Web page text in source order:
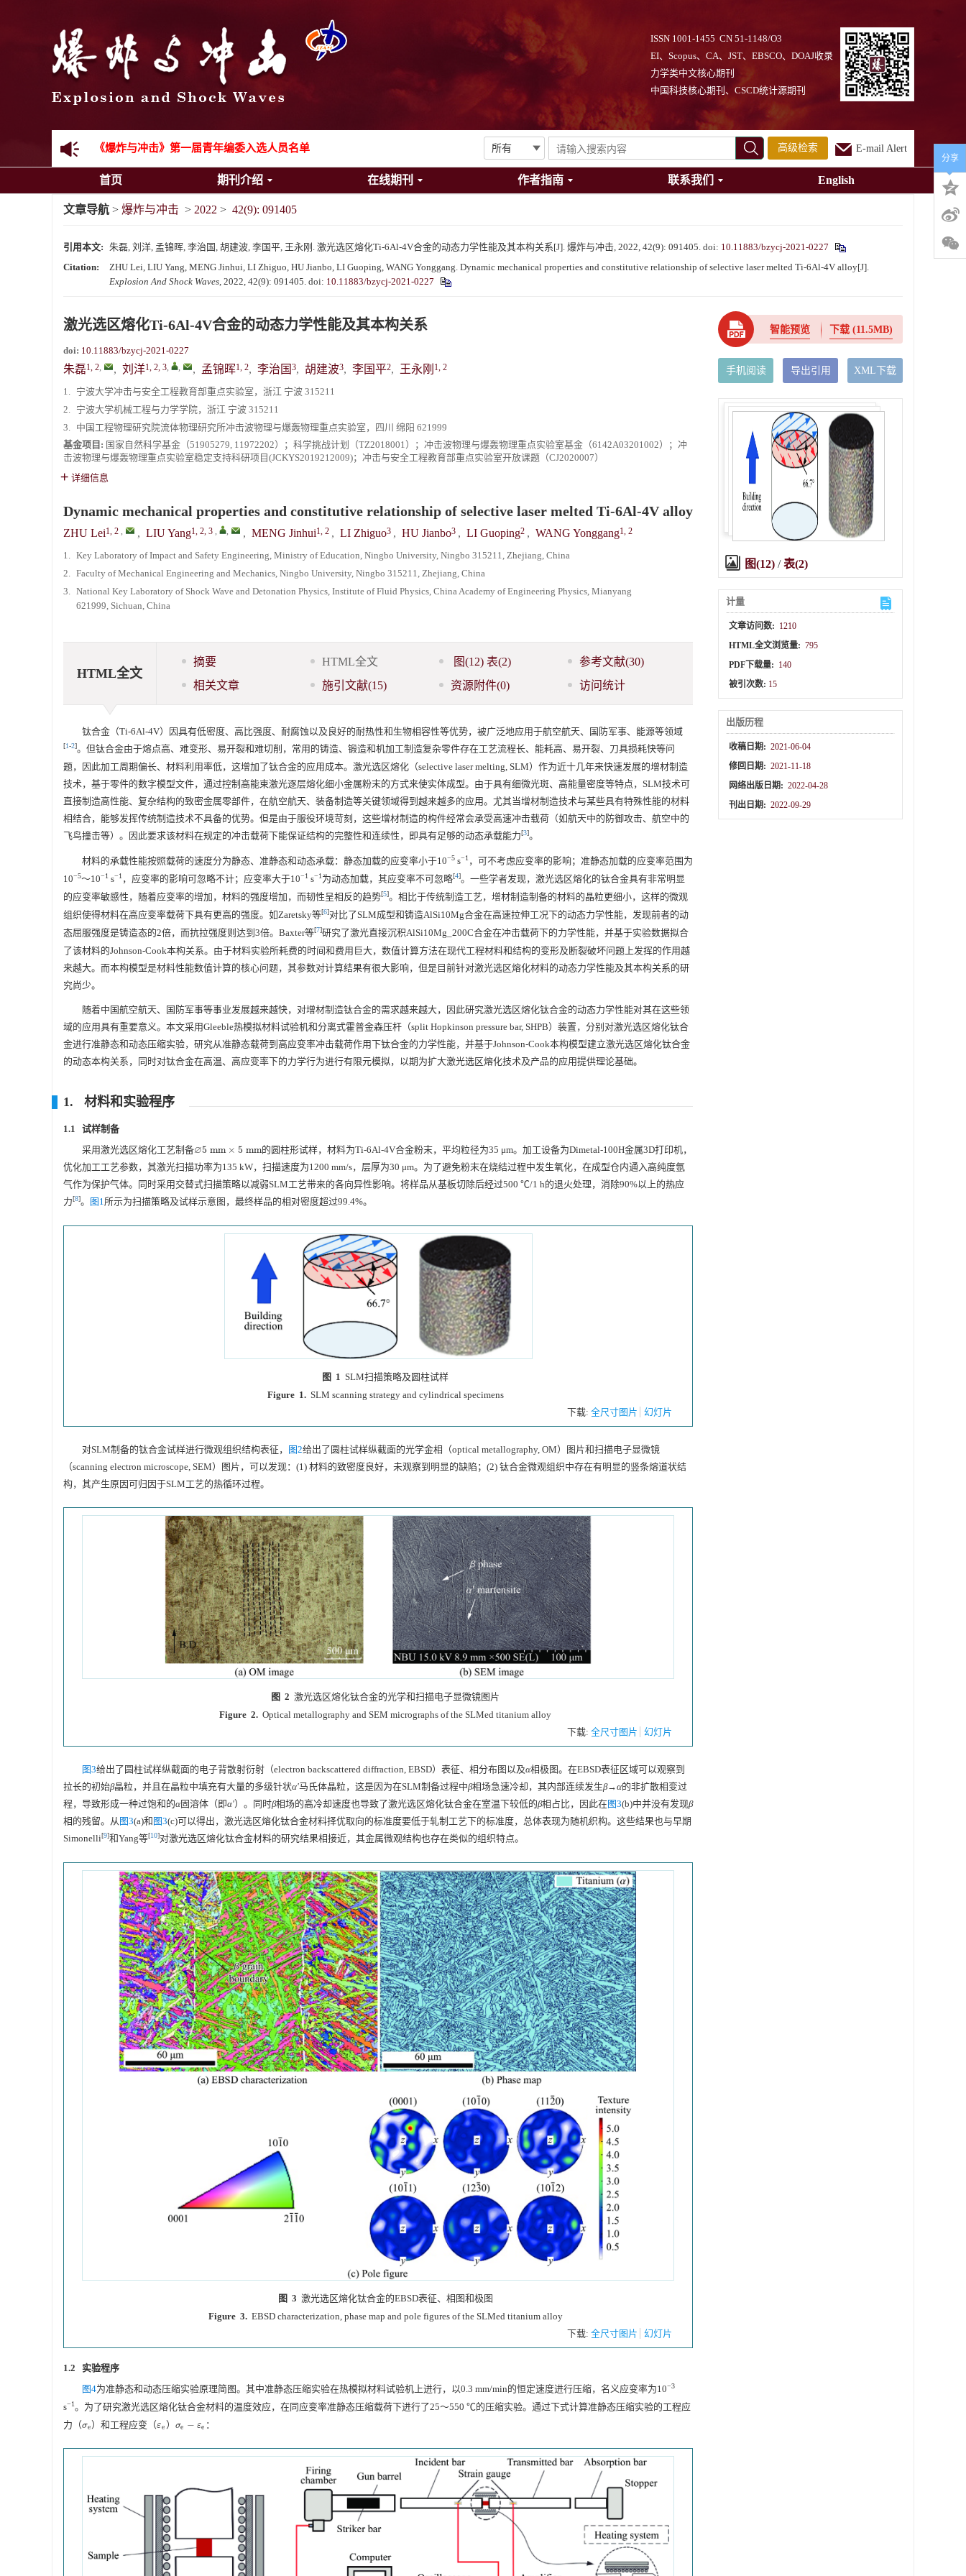
ISSN 1001-1455 CN 51-1148/O3
EI、Scopus、CA、JST、EBSCO、DOAJ收录
力学类中文核心期刊
中国科技核心期刊、CSCD统计源期刊
先进载运装备机械冲击失效与防护专题征稿启事
金属材料动态多尺度断裂专题征稿启事
《爆炸与冲击》第一届青年编委入选人员名单
《爆炸与冲击》向2024年度审稿专家致谢
高级检索 E-mail Alert
首页 期刊介绍 在线期刊 作者指南 联系我们 English
文章导航 > 爆炸与冲击 > 2022 > 42(9): 091405
引用本文: 朱磊, 刘洋, 孟锦晖, 李治国, 胡建波, 李国平, 王永刚. 激光选区熔化Ti-6Al-4V合金的动态力学性能及其本构关系[J]. 爆炸与冲击, 2022, 42(9): 091405. doi: 10.11883/bzycj-2021-0227
Citation:
ZHU Lei, LIU Yang, MENG Jinhui, LI Zhiguo, HU Jianbo, LI Guoping, WANG Yonggang. Dynamic mechanical properties and constitutive relationship of selective laser melted Ti-6Al-4V alloy[J].
Explosion And Shock Waves, 2022, 42(9): 091405. doi: 10.11883/bzycj-2021-0227
激光选区熔化Ti-6Al-4V合金的动态力学性能及其本构关系
doi: 10.11883/bzycj-2021-0227
朱磊1, 2, , 刘洋1, 2, 3, , , 孟锦晖1, 2, 李治国 3, 胡建波3, 李国平2, 王永刚 1, 2
1. 宁波大学冲击与安全工程教育部重点实验室，浙江 宁波 315211
2. 宁波大学机械工程与力学学院，浙江 宁波 315211
3. 中国工程物理研究院流体物理研究所冲击波物理与爆轰物理重点实验室，四川 绵阳 621999
基金项目: 国家自然科学基金（51905279, 11972202）；科学挑战计划（TZ2018001）；冲击波物理与爆轰物理重点实验室基金（6142A03201002）；冲
击波物理与爆轰物理重点实验室稳定支持科研项目(JCKYS2019212009)；冲击与安全工程教育部重点实验室开放课题（CJ2020007）
详细信息
Dynamic mechanical properties and constitutive relationship of selective laser melted Ti-6Al-4V alloy
ZHU Lei1, 2 , , LIU Yang1, 2, 3 , , , MENG Jinhui1, 2 , LI Zhiguo3 , HU Jianbo3 , LI Guoping2 , WANG Yonggang1, 2
1. Key Laboratory of Impact and Safety Engineering, Ministry of Education, Ningbo University, Ningbo 315211, Zhejiang, China
2. Faculty of Mechanical Engineering and Mechanics, Ningbo University, Ningbo 315211, Zhejiang, China
3. National Key Laboratory of Shock Wave and Detonation Physics, Institute of Fluid Physics, China Academy of Engineering Physics, Mianyang
621999, Sichuan, China
HTML全文
摘要 HTML全文 图(12) 表(2) 参考文献(30)
相关文章
施引文献(15) 资源附件(0) 访问统计
钛合金（Ti-6Al-4V）因具有低密度、高比强度、耐腐蚀以及良好的耐热性和生物相容性等优势，被广泛地应用于航空航天、国防军事、能源等领域
[1-2]。但钛合金由于熔点高、难变形、易开裂和难切削，常用的铸造、锻造和机加工制造复杂零件存在工艺流程长、能耗高、易开裂、刀具损耗快等问
题，因此加工周期偏长、材料利用率低，这增加了钛合金的应用成本。激光选区熔化（selective laser melting, SLM）作为近十几年来快速发展的增材制造
技术，基于零件的数字模型文件，通过控制高能束激光逐层熔化细小金属粉末的方式来使实体成型。由于具有细微光斑、高能量密度等特点，SLM技术可
直接制造高性能、复杂结构的致密金属零部件，在航空航天、装备制造等关键领域得到越来越多的应用。尤其当增材制造技术与某些具有特殊性能的材料
相结合，能够发挥传统制造技术不具备的优势。但是由于服役环境苛刻，这些增材制造的构件经常会承受高速冲击载荷（如航天中的防御攻击、航空中的
飞鸟撞击等）。因此要求该材料在规定的冲击载荷下能保证结构的完整性和连续性，即具有足够的动态承载能力[3]。
材料的承载性能按照载荷的速度分为静态、准静态和动态承载：静态加载的应变率小于10−5 s−1 ，可不考虑应变率的影响；准静态加载的应变率范围为
10−5～10−1 s−1 ，应变率的影响可忽略不计；应变率大于10−1 s−1 为动态加载，其应变率不可忽略[4]。一些学者发现，激光选区熔化的钛合金具有非常明显
的应变率敏感性，随着应变率的增加，材料的强度增加，而韧性呈相反的趋势[5]。相比于传统制造工艺，增材制造制备的材料的晶粒更细小，这样的微观
组织使得材料在高应变率载荷下具有更高的强度。如Zaretsky等[6]对比了SLM成型和铸造AlSi10Mg合金在高速拉伸工况下的动态力学性能，发现前者的动
态屈服强度是铸造态的2倍，而抗拉强度则达到3倍。Baxter等[7]研究了激光直接沉积AlSi10Mg_200C合金在冲击载荷下的力学性能，并基于实验数据拟合
了该材料的Johnson-Cook本构关系。由于材料实验所耗费的时间和费用巨大，数值计算方法在现代工程材料和结构的变形及断裂破坏问题上发挥的作用越
来越大。而本构模型是材料性能数值计算的核心问题，其参数对计算结果有很大影响，但是目前针对激光选区熔化材料的动态力学性能及其本构关系的研
究尚少。
随着中国航空航天、国防军事等事业发展越来越快，对增材制造钛合金的需求越来越大，因此研究激光选区熔化钛合金的动态力学性能对其在这些领
域的应用具有重要意义。本文采用Gleeble热模拟材料试验机和分离式霍普金森压杆（split Hopkinson pressure bar, SHPB）装置，分别对激光选区熔化钛合
金进行准静态和动态压缩实验，研究从准静态载荷到高应变率冲击载荷作用下钛合金的力学性能，并基于Johnson-Cook本构模型建立激光选区熔化钛合金
的动态本构关系，同时对钛合金在高温、高应变率下的力学行为进行有限元模拟，以期为扩大激光选区熔化技术及产品的应用提供理论基础。
1. 材料和实验程序
1.1 试样制备
采用激光选区熔化工艺制备∅5 mm × 5 mm
∅5 mm× 5mm
的圆柱形试样，材料为Ti-6Al-4V合金粉末，平均粒径为35 μm。加工设备为Dimetal-100H金属3D打印机，
优化加工工艺参数，其激光扫描功率为135 kW，扫描速度为1200 mm/s，层厚为30 μm。为了避免粉末在烧结过程中发生氧化，在成型仓内通入高纯度氩
气作为保护气体。同时采用交替式扫描策略以减弱SLM工艺带来的各向异性影响。将样品从基板切除后经过500 ℃/1 h的退火处理，消除90%以上的热应
力[8]。 图1所示为扫描策略及试样示意图，最终样品的相对密度超过99.4%。
图 1 SLM扫描策略及圆柱试样
Figure 1. SLM scanning strategy and cylindrical specimens
下载: 全尺寸图片 幻灯片
对SLM制备的钛合金试样进行微观组织结构表征， 图2给出了圆柱试样纵截面的光学金相（optical metallography, OM）图片和扫描电子显微镜
（scanning electron microscope, SEM）图片，可以发现：(1) 材料的致密度良好，未观察到明显的缺陷；(2) 钛合金微观组织中存在有明显的竖条熔道状结
构，其产生原因可归因于SLM工艺的热循环过程。
图 2 激光选区熔化钛合金的光学和扫描电子显微镜图片
Figure 2. Optical metallography and SEM micrographs of the SLMed titanium alloy
下载: 全尺寸图片 幻灯片
图3给出了圆柱试样纵截面的电子背散射衍射（electron backscattered diffraction, EBSD）表征、相分布图以及α相极图。在EBSD表征区域可以观察到
拉长的初始β晶粒，并且在晶粒中填充有大量的多级针状α'马氏体晶粒，这是因为在SLM制备过程中β相场急速冷却，其内部连续发生β→α的非扩散相变过
程，导致形成一种过饱和的α固溶体（即α'）。同时β相场的高冷却速度也导致了激光选区熔化钛合金在室温下较低的β相占比，因此在图3(b)中并没有发现β
相的残留。从 图3(a)和图3(c)可以得出，激光选区熔化钛合金材料择优取向的标准度要低于轧制工艺下的标准度，总体表现为随机织构。这些结果也与早期
Simonelli[9]和Yang等[10]对激光选区熔化钛合金材料的研究结果相接近，其金属微观结构也存在类似的组织特点。
图 3 激光选区熔化钛合金的EBSD表征、相图和极图
Figure 3. EBSD characterization, phase map and pole figures of the SLMed titanium alloy
下载: 全尺寸图片 幻灯片
1.2 实验程序
图4为准静态和动态压缩实验原理简图。其中准静态压缩实验在热模拟材料试验机上进行，以0.3 mm/min的恒定速度进行压缩，名义应变率为10−3
s−1。为了研究激光选区熔化钛合金材料的温度效应，在同应变率准静态压缩载荷下进行了25～550 ℃的压缩实验。通过下式计算准静态压缩实验的工程应
力（σe
σe）和工程应变（εe
εe ） σe − εe
σe −εe ：
智能预览 下载(11.5MB)
手机阅读 导出引用 XML下载
图(12) /表(2)
计量
文章访问数: 1210
HTML全文浏览量: 795
PDF下载量: 140
被引次数: 15
出版历程
收稿日期: 2021-06-04
修回日期: 2021-11-18
网络出版日期: 2022-04-28
刊出日期: 2022-09-29
分享